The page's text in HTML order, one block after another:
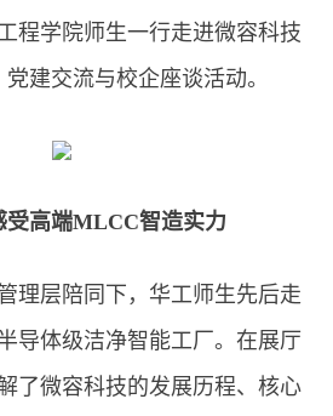
程学院师生一行走进微容科技
建交流与校企座谈活动。
受高端MLCC智造实力
理层陪同下，华工师生先后走
导体级洁净智能工厂。在展厅
了微容科技的发展历程、核心